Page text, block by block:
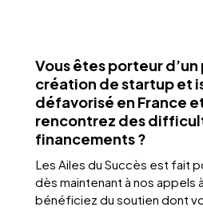
Vous êtes porteur
création de startup et
défavorisé en France
rencontrez des
financements ?
Les Ailes du Succès est fait
dès maintenant à nos appels
bénéficiez du soutien dont